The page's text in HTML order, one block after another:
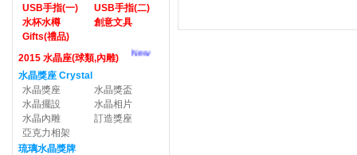
USB手指(一)
USB手指(二)
水杯水樽
創意文具
Gifts(禮品)
2015 水晶座(球類,內雕)
New
水晶獎座 Crystal
水晶獎座
水晶獎盃
水晶擺設
水晶相片
水晶內雕
訂造獎座
亞克力相架
琉璃水晶獎牌